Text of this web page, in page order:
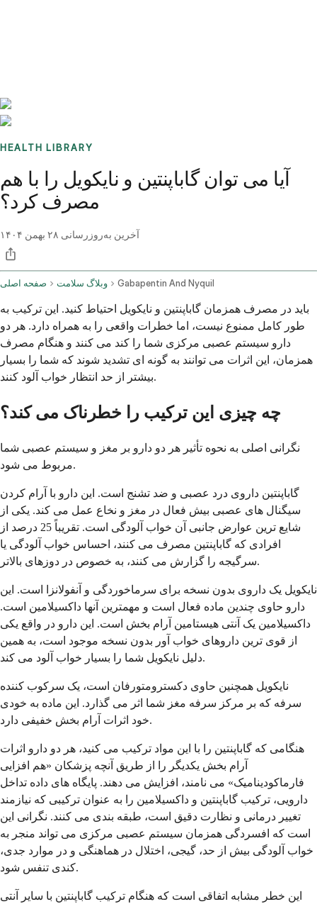
HEALTH LIBRARY
آیا می توان گاباپنتین و نایکویل را با هم
مصرف کرد؟
آخرین به‌روزرسانی ۲۸ بهمن ۱۴۰۴
صفحه اصلی وبلاگ سلامت Gabapentin And Nyquil
باید در مصرف همزمان گاباپنتین و نایکویل احتیاط کنید. این ترکیب به
طور کامل ممنوع نیست، اما خطرات واقعی را به همراه دارد. هر دو
دارو سیستم عصبی مرکزی شما را کند می کنند و هنگام مصرف
همزمان، این اثرات می توانند به گونه ای تشدید شوند که شما را بسیار
بیشتر از حد انتظار خواب آلود کنند.
چه چیزی این ترکیب را خطرناک می کند؟
نگرانی اصلی به نحوه تأثیر هر دو دارو بر مغز و سیستم عصبی شما
مربوط می شود.
گاباپنتین داروی درد عصبی و ضد تشنج است. این دارو با آرام کردن
سیگنال های عصبی بیش فعال در مغز و نخاع عمل می کند. یکی از
شایع ترین عوارض جانبی آن خواب آلودگی است. تقریباً 25 درصد از
افرادی که گاباپنتین مصرف می کنند، احساس خواب آلودگی یا
سرگیجه را گزارش می کنند، به خصوص در دوزهای بالاتر.
نایکویل یک داروی بدون نسخه برای سرماخوردگی و آنفولانزا است. این
دارو حاوی چندین ماده فعال است و مهمترین آنها داکسیلامین است.
داکسیلامین یک آنتی هیستامین آرام بخش است. این دارو در واقع یکی
از قوی ترین داروهای خواب آور بدون نسخه موجود است، به همین
دلیل نایکویل شما را بسیار خواب آلود می کند.
نایکویل همچنین حاوی دکسترومتورفان است، یک سرکوب کننده
سرفه که بر مرکز سرفه مغز شما اثر می گذارد. این ماده به خودی
خود اثرات آرام بخش خفیفی دارد.
هنگامی که گاباپنتین را با این مواد ترکیب می کنید، هر دو دارو اثرات
آرام بخش یکدیگر را از طریق آنچه پزشکان «هم افزایی
فارماکودینامیک» می نامند، افزایش می دهند. پایگاه های داده تداخل
دارویی، ترکیب گاباپنتین و داکسیلامین را به عنوان ترکیبی که نیازمند
تغییر درمانی و نظارت دقیق است، طبقه بندی می کنند. نگرانی این
است که افسردگی همزمان سیستم عصبی مرکزی می تواند منجر به
خواب آلودگی بیش از حد، گیجی، اختلال در هماهنگی و در موارد جدی،
کندی تنفس شود.
این خطر مشابه اتفاقی است که هنگام ترکیب گاباپنتین با سایر آنتی